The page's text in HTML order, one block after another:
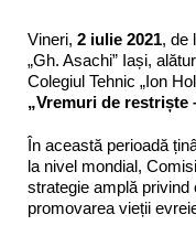
Vineri, 2 iulie 2021, de
„Gh. Asachi” Iași,
Colegiul Tehnic „Ion
„Vremuri de restriște
În această perioadă
la nivel mondial,
strategie amplă
promovarea vieții